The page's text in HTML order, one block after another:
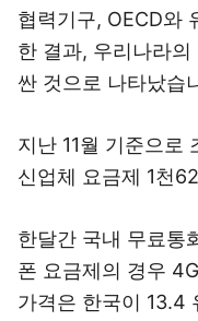
협력기구, OECD와
한 결과, 우리나라
싼 것으로 나타났습
지난 11월 기준으로
신업체 요금제 1천
한달간 국내 무료통
폰 요금제의 경우
가격은 한국이 13.4